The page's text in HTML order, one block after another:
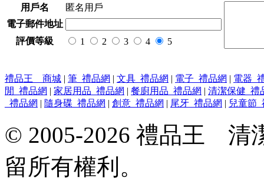
用戶名
匿名用戶
電子郵件地址
評價等級
1 2 3 4 5
禮品王 商城 | 筆_禮品網 | 文具_禮品網 | 電子_禮品網 | 電器_
閒_禮品網 | 家居用品_禮品網 | 餐廚用品_禮品網 | 清潔保健_禮
_禮品網 | 隨身碟_禮品網 | 創意_禮品網 | 尾牙_禮品網 | 兒童節
© 2005-2026 禮品王 清
留所有權利。